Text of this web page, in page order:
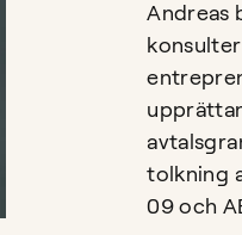
Andreas
tolkning
09 och